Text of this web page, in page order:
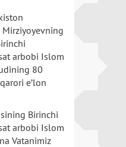
arbobi Islom
80
e’lon
Birinchi
arbobi Islom
Vatanimiz